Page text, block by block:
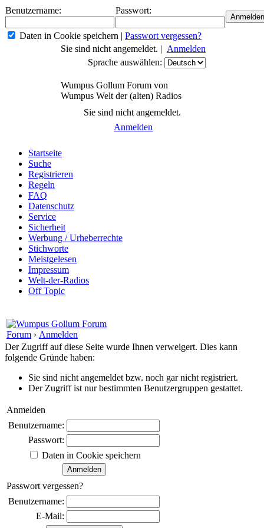
Benutzername: Passwort:
Daten in Cookie speichern | Passwort vergessen?
Sie sind nicht angemeldet. | Anmelden
Sprache auswählen:
Wumpus Gollum Forum von
Wumpus Welt der (alten) Radios
Sie sind nicht angemeldet.
Anmelden
Startseite
Suche
Registrieren
Regeln
FAQ
Datenschutz
Service
Sicherheit
Werbung / Urheberrechte
Stichworte
Meistgelesen
Impressum
Welt-der-Radios
Off Topic
Forum › Anmelden
Der Zugriff auf diese Seite wurde Ihnen verweigert. Dies kann
folgende Gründe haben:
Sie sind nicht angemeldet bzw. noch gar nicht registriert.
Der Zugriff ist nur bestimmten Benutzergruppen gestattet.
Anmelden
Benutzername:
Passwort:
Daten in Cookie speichern
Passwort vergessen?
Benutzername:
E-Mail: